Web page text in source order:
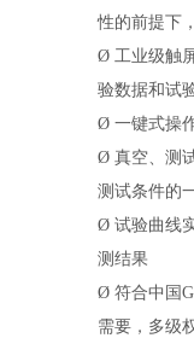
性的前提下
Ø 工业级触
验数据和试
Ø 一键式操
Ø 真空、测
测试条件的
Ø 试验曲线
测结果
Ø 符合中国
需要，多级